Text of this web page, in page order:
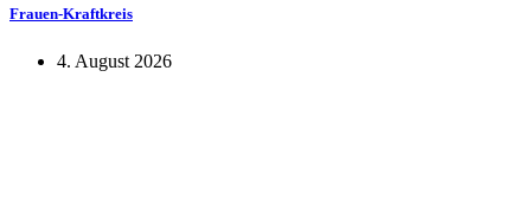
Frauen-Kraftkreis
4. August 2026